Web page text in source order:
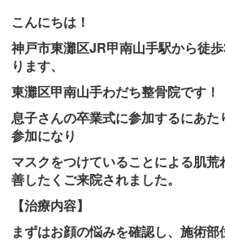
こんにちは！
神戸市東灘区JR甲南山手駅から徒
ります、
東灘区甲南山手わだち整骨院です！
息子さんの卒業式に参加するにあ
参加になり
マスクをつけていることによる肌
善したくご来院されました。
【治療内容】
まずはお顔の悩みを確認し、施術